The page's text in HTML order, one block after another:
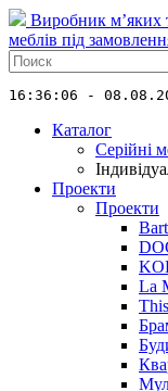
Виробник м’яких
меблів під
16:36:06 -
Каталог
Серійні
Проекти
Проекти
La